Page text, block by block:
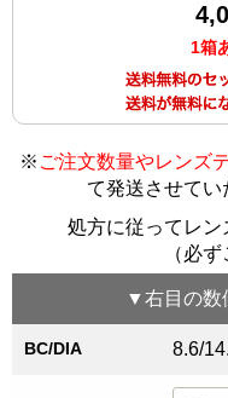
1箱
※ ご注文数量やレンズ
て発送させてい
処方に従ってレ
（必
▼右目 の数
BC/DIA 8.6/